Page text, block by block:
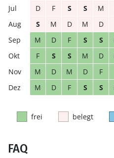
D
F S S M
S
M D M D
M
D F S S
F
S S M D
M
D M D F
M
D F S S
frei belegt
FAQ